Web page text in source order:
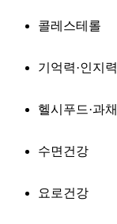
콜레스테롤
기억력·인지력
헬시푸드·과채
수면건강
요로건강